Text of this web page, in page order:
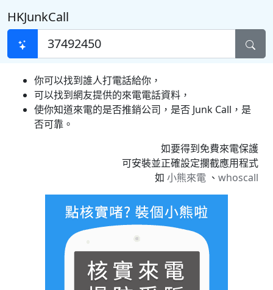
HKJunkCall
你可以找到誰人打電話給你，
可以找到網友提供的來電電話資料，
使你知道來電的是否推銷公司，是否 Junk Call，是
否可靠。
如要得到免費來電保護
可安裝並正確設定攔截應用程式
如 小熊來電 、 whoscall